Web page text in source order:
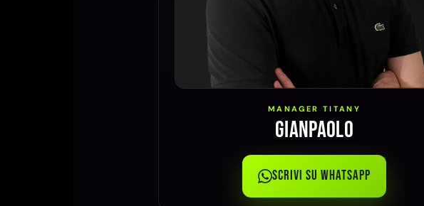
MANAGER TITANY
GianPaolo
Scrivi su WhatsApp